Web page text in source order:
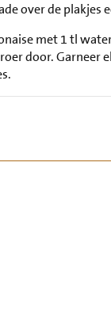
over de plakjes
met 1 tl
door. Garneer